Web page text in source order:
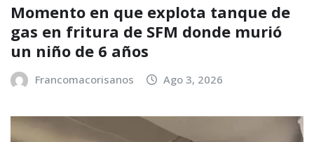
Momento en que explota tanque de
gas en fritura de SFM donde murió
un niño de 6 años
Francomacorisanos Ago 3, 2026